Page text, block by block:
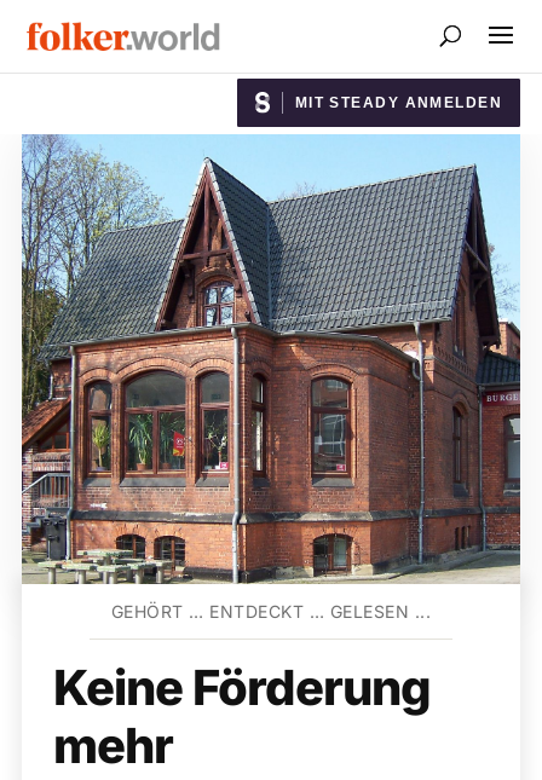
MIT STEADY ANMELDEN
GEHÖRT … ENTDECKT … GELESEN ...
Keine Förderung
mehr